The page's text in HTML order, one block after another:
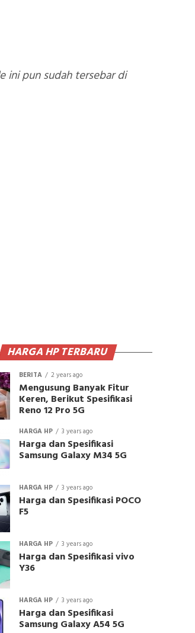
ini pun sudah tersebar di
HARGA HP TERBARU
BERITA 2 years ago
Mengusung Banyak Fitur
Keren, Berikut Spesifikasi
Reno 12 Pro 5G
HARGA HP 3 years ago
Harga dan Spesifikasi
Samsung Galaxy M34 5G
HARGA HP 3 years ago
Harga dan Spesifikasi POCO
F5
HARGA HP 3 years ago
Harga dan Spesifikasi vivo
Y36
HARGA HP 3 years ago
Harga dan Spesifikasi
Samsung Galaxy A54 5G